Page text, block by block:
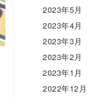
2023年5月
2023年4月
2023年3月
2023年2月
2023年1月
2022年12月